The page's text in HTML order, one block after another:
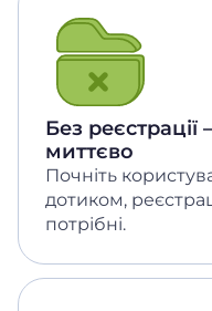
Без реєстрації
миттєво
Почніть
дотиком,
потрібні.